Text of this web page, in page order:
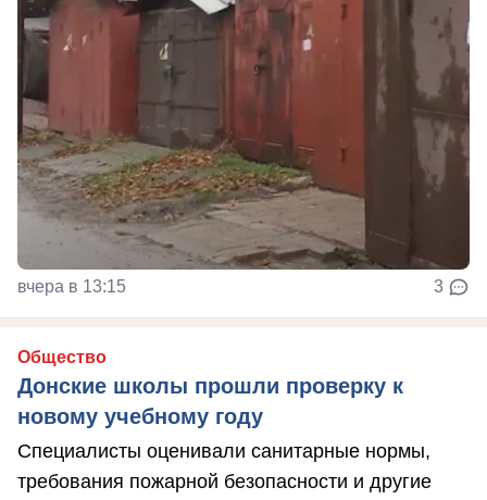
вчера в 13:15 3
Общество
Донские школы прошли проверку к
новому учебному году
Специалисты оценивали санитарные нормы,
требования пожарной безопасности и другие